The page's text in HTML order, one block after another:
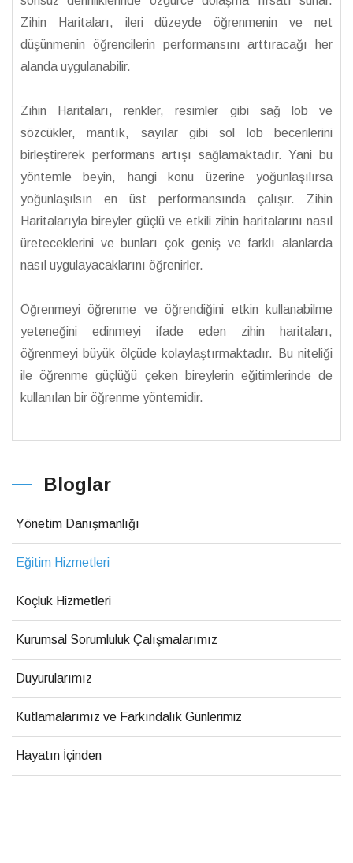
Zihin Haritaları, ileri düzeyde öğrenmenin ve net
düşünmenin öğrencilerin performansını arttıracağı her
alanda uygulanabilir.
Zihin Haritaları, renkler, resimler gibi sağ lob ve
sözcükler, mantık, sayılar gibi sol lob becerilerini
birleştirerek performans artışı sağlamaktadır. Yani bu
yöntemle beyin, hangi konu üzerine yoğunlaşılırsa
yoğunlaşılsın en üst performansında çalışır. Zihin
Haritalarıyla bireyler güçlü ve etkili zihin haritalarını nasıl
üreteceklerini ve bunları çok geniş ve farklı alanlarda
nasıl uygulayacaklarını öğrenirler.
Öğrenmeyi öğrenme ve öğrendiğini etkin kullanabilme
yeteneğini edinmeyi ifade eden zihin haritaları,
öğrenmeyi büyük ölçüde kolaylaştırmaktadır. Bu niteliği
ile öğrenme güçlüğü çeken bireylerin eğitimlerinde de
kullanılan bir öğrenme yöntemidir.
Bloglar
Yönetim Danışmanlığı
Eğitim Hizmetleri
Koçluk Hizmetleri
Kurumsal Sorumluluk Çalışmalarımız
Duyurularımız
Kutlamalarımız ve Farkındalık Günlerimiz
Hayatın İçinden